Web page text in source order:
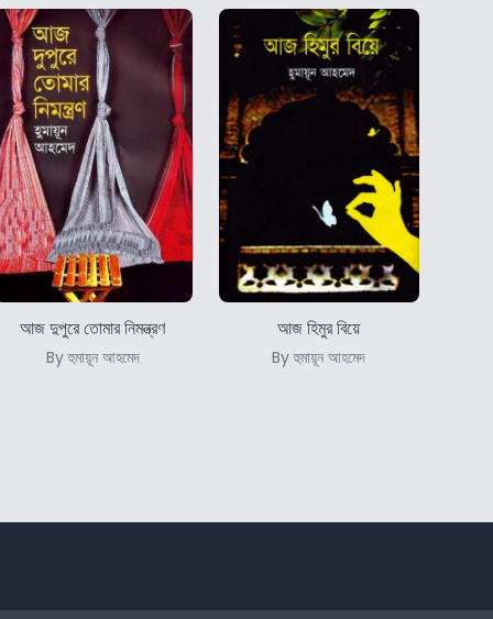
আজ দুপুরে তোমার নিমন্ত্রণ
By হুমায়ূন আহমেদ
আজ হিমুর বিয়ে
By হুমায়ূন আহমেদ